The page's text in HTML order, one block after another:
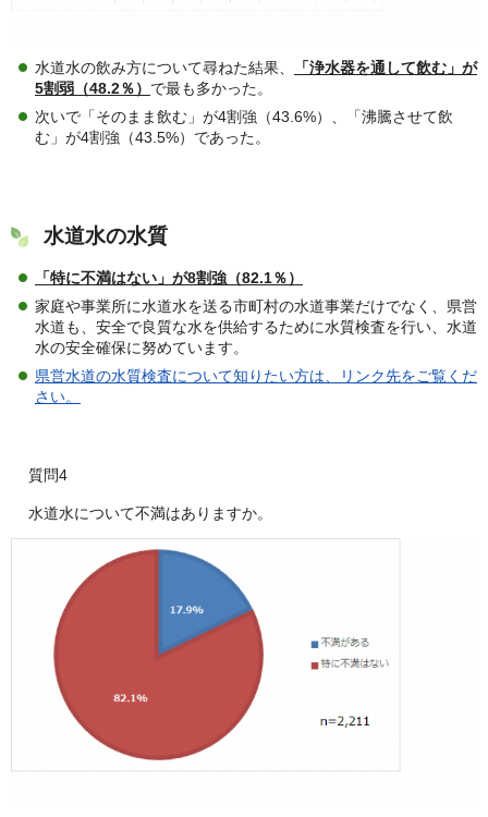
水道水の飲み方について尋ねた結果、
「浄水器を通して飲む」が
5割弱（48.2％） で最も多かった。
次いで「そのまま飲む」が4割強（43.6%）、「沸騰させて飲
む」が4割強（43.5%）であった。
水道水の水質
「特に不満はない」が8割強（82.1％）
家庭や事業所に水道水を送る市町村の水道事業だけでなく、県営
水道も、安全で良質な水を供給するために水質検査を行い、水道
水の安全確保に努めています。
県営水道の水質検査について知りたい方は、リンク先をご覧くだ
さい。
質問4
水道水について不満はありますか。